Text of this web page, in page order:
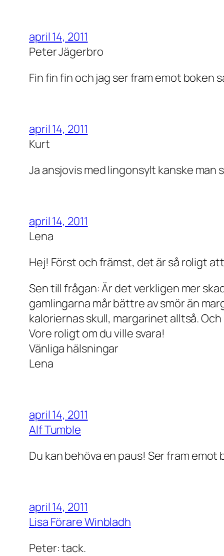
april 14, 2011
Peter Jägerbro
Fin fin fin och jag ser fram emot boken
april 14, 2011
Kurt
Ja ansjovis med lingonsylt kanske man
april 14, 2011
Lena
Hej! Först och främst, det är så roligt
Sen till frågan: Är det verkligen mer
gamlingarna mår bättre av smör än
kaloriernas skull, margarinet alltså.
Vore roligt om du ville svara!
Vänliga hälsningar
Lena
april 14, 2011
Alf Tumble
Du kan behöva en paus! Ser fram emot
april 14, 2011
Lisa Förare Winbladh
Peter: tack.